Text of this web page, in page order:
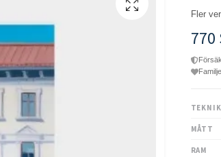
Fler
770
TEKNIK
MÅTT
RAM